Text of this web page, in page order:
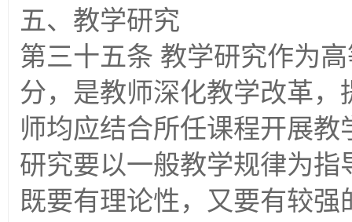
五、教学研究
第三十五条 教学研究作为
分，是教师深化教学改革
师均应结合所任课程开展
研究要以一般教学规律为
既要有理论性，又要有较